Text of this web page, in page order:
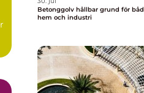
Betonggolv hållbar grund för både
hem och industri